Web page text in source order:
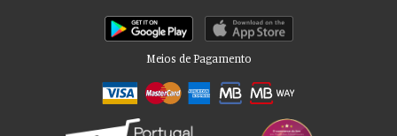
Meios de Pagamento